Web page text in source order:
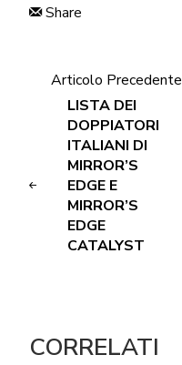
Share
Articolo Precedente
LISTA DEI
DOPPIATORI
ITALIANI DI
MIRROR’S
EDGE E
MIRROR’S
EDGE
CATALYST
CORRELATI